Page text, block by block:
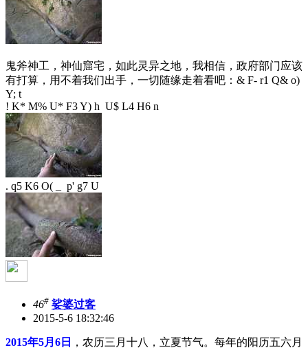
鬼斧神工，神仙窟宅，如此灵异之地，我相信，政府部门应该
有打算，用不着我们出手，一切随缘走着看吧： & F- r1 Q& o)
Y; t
! K* M% U* F3 Y) h U$ L4 H6 n
. q5 K6 O( _ p' g7 U
46# 娑婆过客
2015-5-6 18:32:46
2015年5月6日
，农历三月十八，立夏节气。每年的阳历五六月